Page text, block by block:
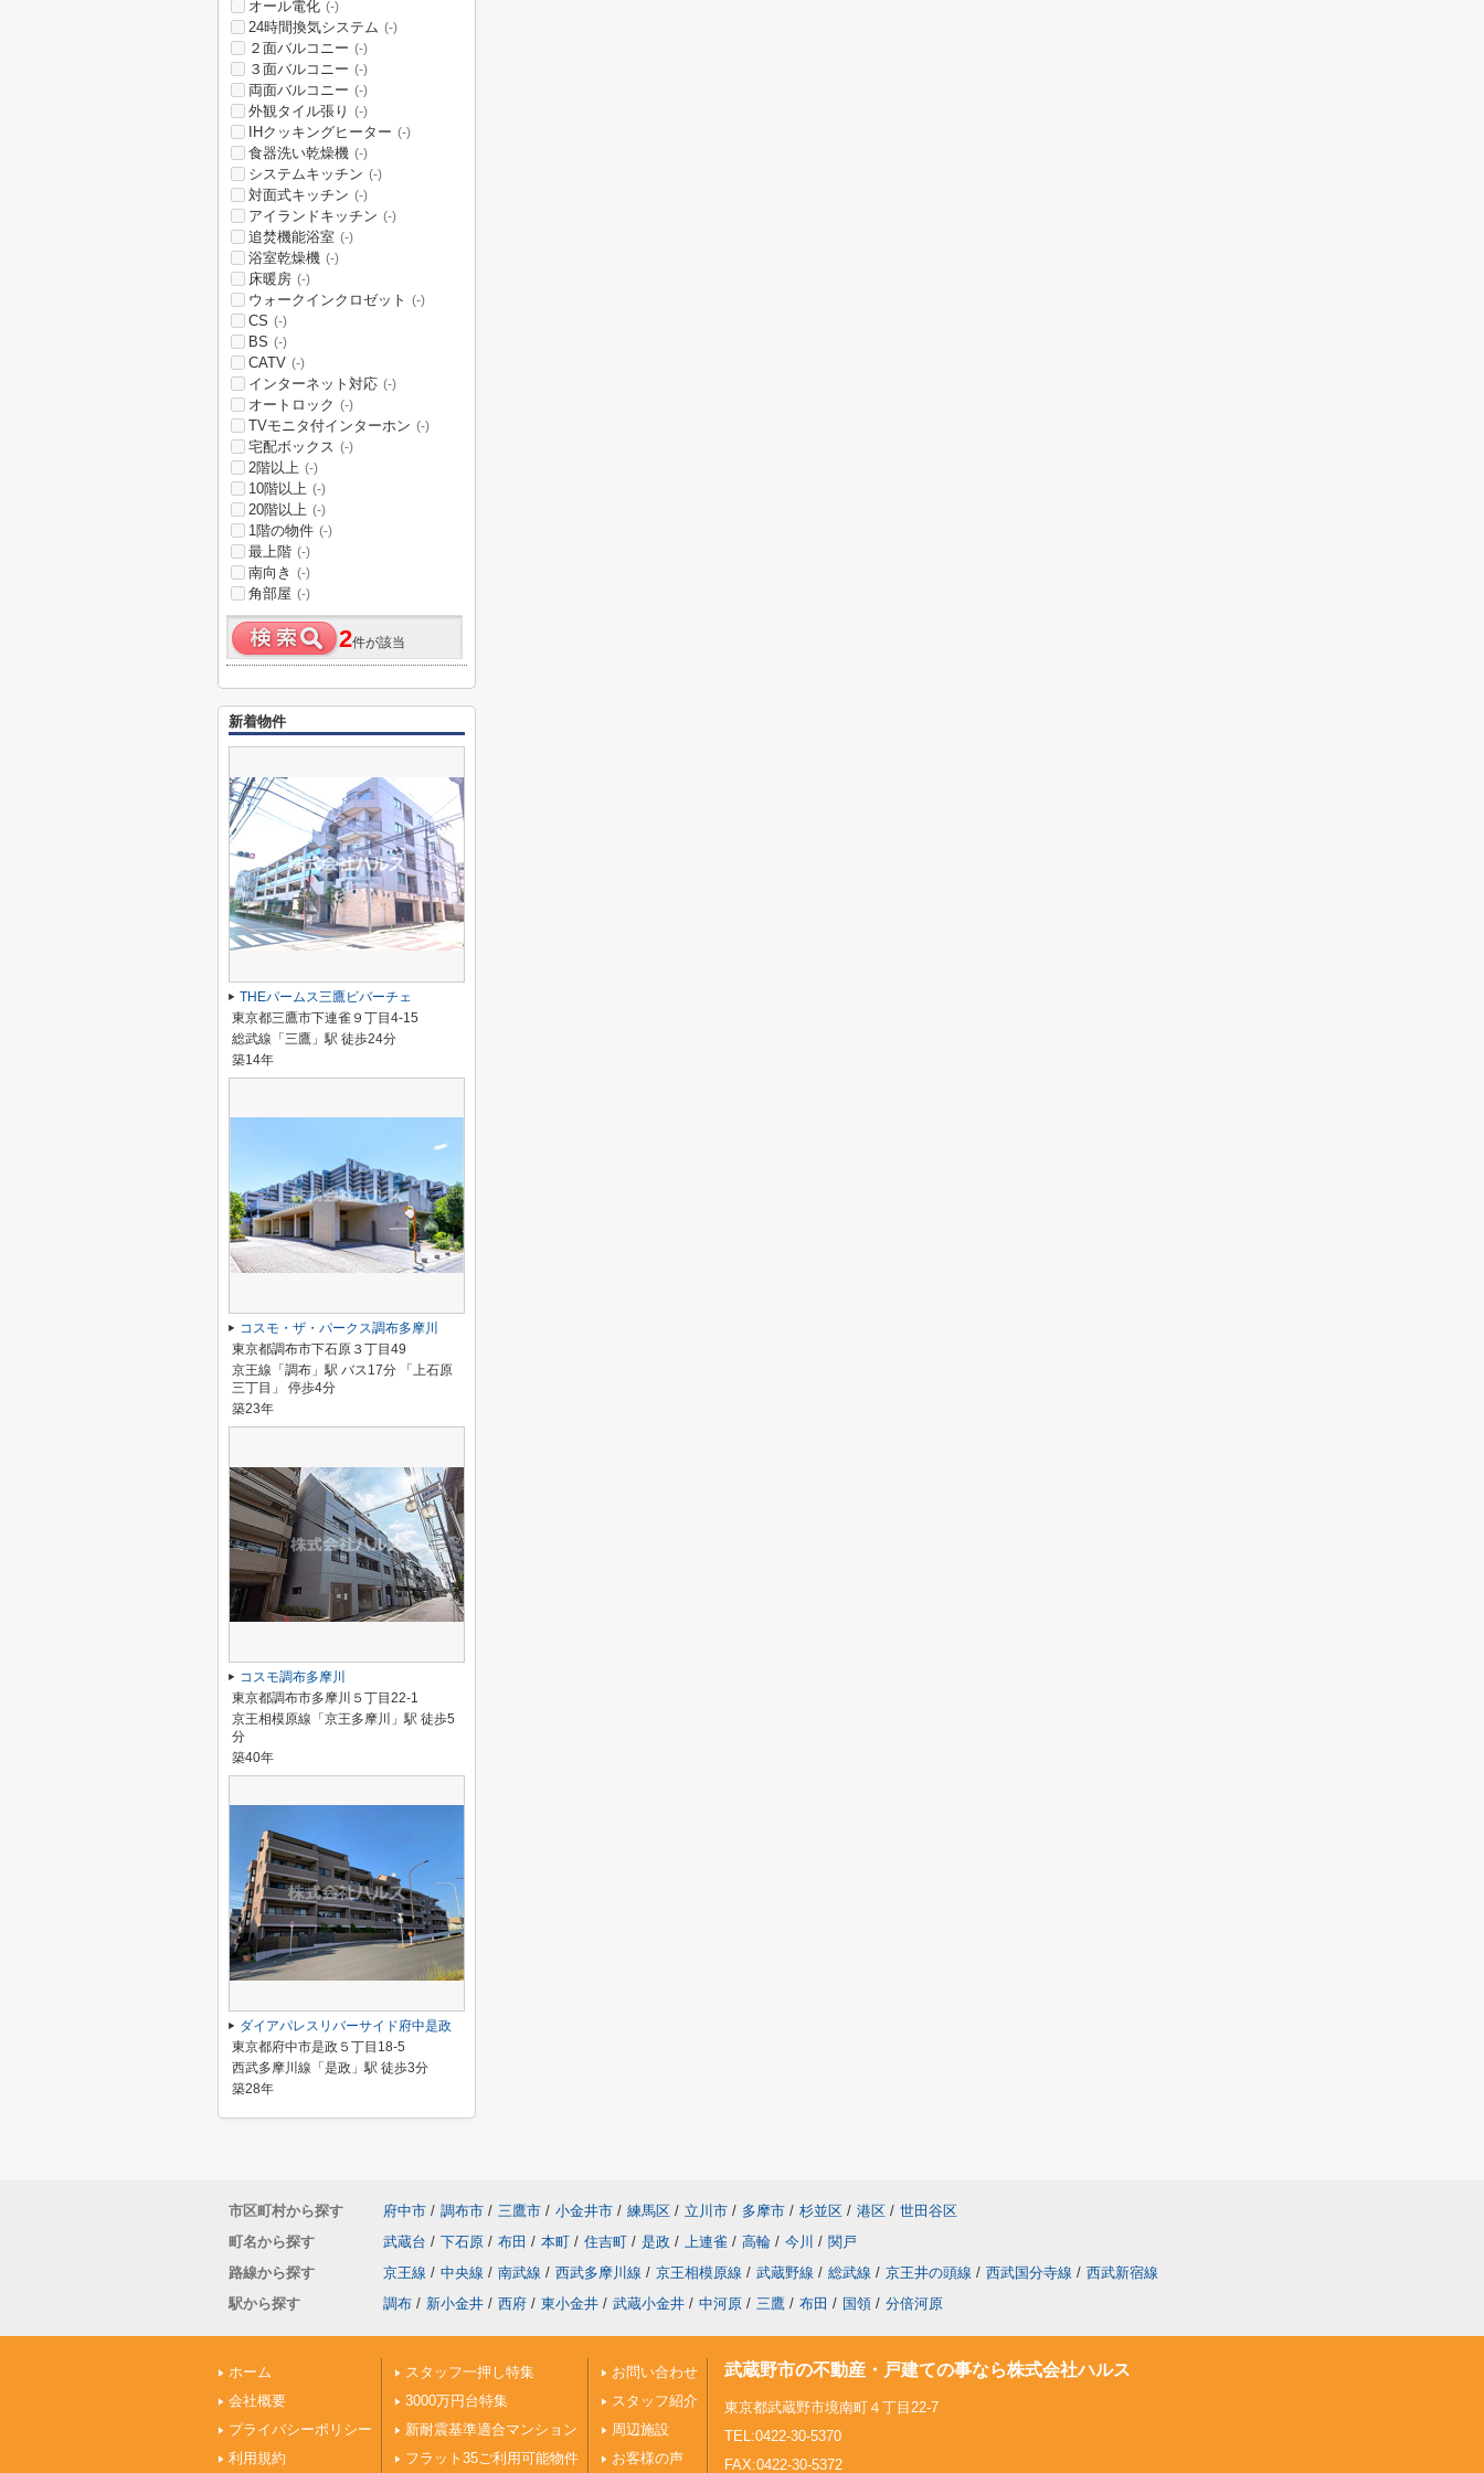
オール電化 (-)
24時間換気システム (-)
２面バルコニー (-)
３面バルコニー (-)
両面バルコニー (-)
外観タイル張り (-)
IHクッキングヒーター (-)
食器洗い乾燥機 (-)
システムキッチン (-)
対面式キッチン (-)
アイランドキッチン (-)
追焚機能浴室 (-)
浴室乾燥機 (-)
床暖房 (-)
ウォークインクロゼット (-)
CS (-)
BS (-)
CATV (-)
インターネット対応 (-)
オートロック (-)
TVモニタ付インターホン (-)
宅配ボックス (-)
2階以上 (-)
10階以上 (-)
20階以上 (-)
1階の物件 (-)
最上階 (-)
南向き (-)
角部屋 (-)
2件が該当
新着物件
THEパームス三鷹ビバーチェ
東京都三鷹市下連雀９丁目4-15
総武線「三鷹」駅 徒歩24分
築14年
コスモ・ザ・パークス調布多摩川
東京都調布市下石原３丁目49
京王線「調布」駅 バス17分 「上石原
三丁目」 停歩4分
築23年
コスモ調布多摩川
東京都調布市多摩川５丁目22-1
京王相模原線「京王多摩川」駅 徒歩5
分
築40年
ダイアパレスリバーサイド府中是政
東京都府中市是政５丁目18-5
西武多摩川線「是政」駅 徒歩3分
築28年
市区町村から探す 府中市 / 調布市 / 三鷹市 / 小金井市 / 練馬区 / 立川市 / 多摩市 / 杉並区 / 港区 / 世田谷区
町名から探す
武蔵台 / 下石原 / 布田 / 本町 / 住吉町 / 是政 / 上連雀 / 高輪 / 今川 / 関戸
路線から探す
京王線 / 中央線 / 南武線 / 西武多摩川線 / 京王相模原線 / 武蔵野線 / 総武線 / 京王井の頭線 / 西武国分寺線 / 西武新宿線
駅から探す
調布 / 新小金井 / 西府 / 東小金井 / 武蔵小金井 / 中河原 / 三鷹 / 布田 / 国領 / 分倍河原
ホーム
会社概要
プライバシーポリシー
利用規約
スタッフ一押し特集
3000万円台特集
新耐震基準適合マンション
フラット35ご利用可能物件
お問い合わせ
スタッフ紹介
周辺施設
お客様の声
武蔵野市の不動産・戸建ての事なら株式会社ハルス
東京都武蔵野市境南町４丁目22-7
TEL:0422-30-5370
FAX:0422-30-5372